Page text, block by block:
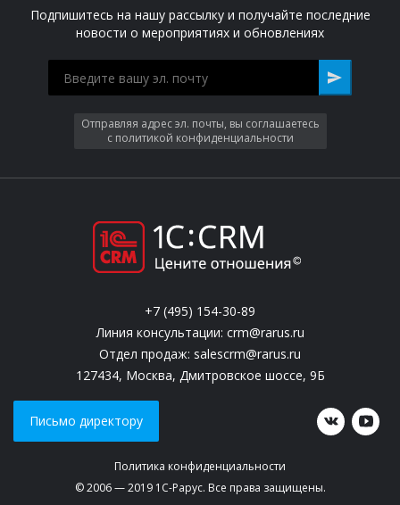
Подпишитесь на нашу рассылку и получайте последние
новости о мероприятиях и обновлениях
Отправляя адрес эл. почты, вы соглашаетесь
с политикой конфиденциальности
+7 (495) 154-30-89
Линия консультации: crm@rarus.ru
Отдел продаж: salescrm@rarus.ru
127434, Москва, Дмитровское шоссе, 9Б
Письмо директору
Политика конфиденциальности
© 2006 — 2019 1С-Рарус. Все права защищены.